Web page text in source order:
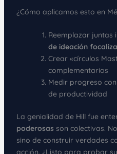
¿Cómo aplicamos esto en
Reemplazar juntas
de ideación
Crear «círculos
complementarios
Medir progreso
de productividad
La genialidad de Hill fue
poderosas son colectivas.
sino de construir verdades
acción. ¿Listo para probar